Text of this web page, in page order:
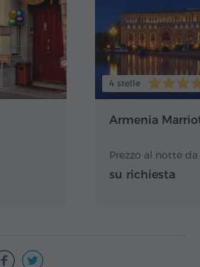
4 stelle
Armenia
Prezzo al notte da
su richiesta